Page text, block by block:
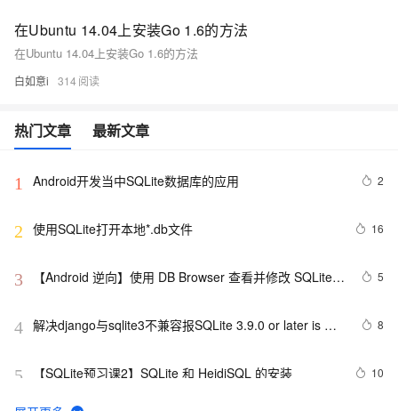
在Ubuntu 14.04上安装Go 1.6的方法
在Ubuntu 14.04上安装Go 1.6的方法
白如意i 314
热门文章 最新文章
1 Android开发当中SQLite数据库的应用 2
2 使用SQLite打开本地*.db文件 16
3
【Android 逆向】使用 DB Browser 查看并修改 SQLite
具 )
5
4 解决django与sqlite3不兼容报SQLite 3.9.0 or later is
8
5 【SQLite预习课2】SQLite 和 HeidiSQL 的安装 10